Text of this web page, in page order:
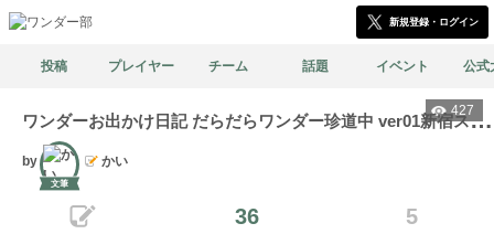
新規登録・ログイン
投稿 プレイヤー チーム 話題 イベント 公式
427ワ
ンダーお出かけ日記 だらだらワンダー珍道中 ver01新宿スポーツランド本館(冒険譚イベント)
by
文筆
かい
36 5